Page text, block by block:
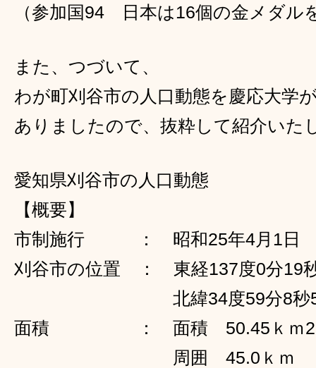
（参加国94 日本は16個の金メダル
また、つづいて、
わが町刈谷市の人口動態を慶応大学
ありましたので、抜粋して紹介いた
愛知県刈谷市の人口動態
【概要】
市制施行 ： 昭和25年4月1日
刈谷市の位置 ： 東経137度0分19
北緯34度59分8秒
面積 ： 面積 50.45ｋｍ2
周囲 45.0ｋｍ